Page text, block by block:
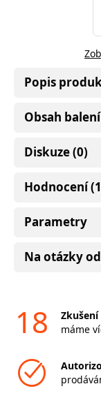
Popis
Obsah balení
Diskuze (0)
Hodnocení
Parametry
Na otázky
18
máme